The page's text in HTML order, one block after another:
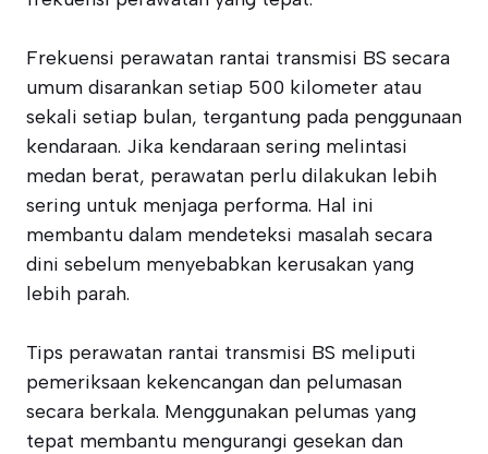
Frekuensi perawatan rantai transmisi BS secara
umum disarankan setiap 500 kilometer atau
sekali setiap bulan, tergantung pada penggunaan
kendaraan. Jika kendaraan sering melintasi
medan berat, perawatan perlu dilakukan lebih
sering untuk menjaga performa. Hal ini
membantu dalam mendeteksi masalah secara
dini sebelum menyebabkan kerusakan yang
lebih parah.
Tips perawatan rantai transmisi BS meliputi
pemeriksaan kekencangan dan pelumasan
secara berkala. Menggunakan pelumas yang
tepat membantu mengurangi gesekan dan